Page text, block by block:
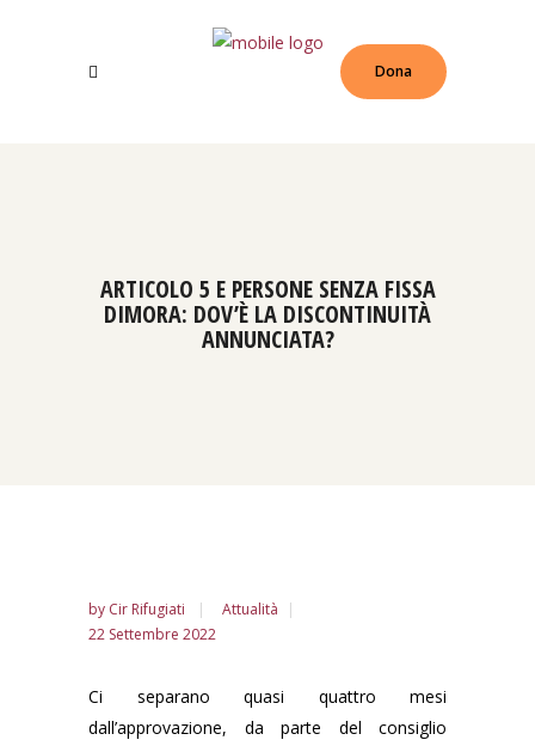
Dona
ARTICOLO 5 E PERSONE SENZA FISSA
DIMORA: DOV’È LA DISCONTINUITÀ
ANNUNCIATA?
by Cir Rifugiati
Attualità
22 Settembre 2022
Ci separano quasi quattro mesi
dall’approvazione, da parte del consiglio